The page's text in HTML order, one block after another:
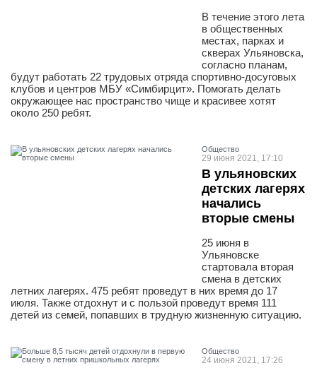
В течение этого лета
в общественных
местах, парках и
скверах Ульяновска,
согласно планам,
будут работать 22 трудовых отряда спортивно-досуговых
клубов и центров МБУ «Симбирцит». Помогать делать
окружающее нас пространство чище и красивее хотят
около 250 ребят.
Общество
29 июня 2021, 17:10
В ульяновских
детских лагерях
начались
вторые смены
25 июня в
Ульяновске
стартовала вторая
смена в детских
летних лагерях. 475 ребят проведут в них время до 17
июля. Также отдохнут и с пользой проведут время 111
детей из семей, попавших в трудную жизненную ситуацию.
Общество
24 июня 2021, 17:26